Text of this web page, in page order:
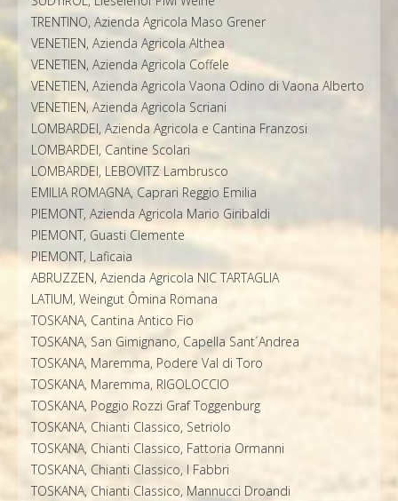
TRENTINO, Azienda Agricola Maso Grener
VENETIEN, Azienda Agricola Althea
VENETIEN, Azienda Agricola Coffele
VENETIEN, Azienda Agricola Vaona Odino di Vaona Alberto
VENETIEN, Azienda Agricola Scriani
LOMBARDEI, Azienda Agricola e Cantina Franzosi
LOMBARDEI, Cantine Scolari
LOMBARDEI, LEBOVITZ Lambrusco
EMILIA ROMAGNA, Caprari Reggio Emilia
PIEMONT, Azienda Agricola Mario Giribaldi
PIEMONT, Guasti Clemente
PIEMONT, Laficaia
ABRUZZEN, Azienda Agricola NIC TARTAGLIA
LATIUM, Weingut Ômina Romana
TOSKANA, Cantina Antico Fio
TOSKANA, San Gimignano, Capella Sant´Andrea
TOSKANA, Maremma, Podere Val di Toro
TOSKANA, Maremma, RIGOLOCCIO
TOSKANA, Poggio Rozzi Graf Toggenburg
TOSKANA, Chianti Classico, Setriolo
TOSKANA, Chianti Classico, Fattoria Ormanni
TOSKANA, Chianti Classico, I Fabbri
TOSKANA, Chianti Classico, Mannucci Droandi